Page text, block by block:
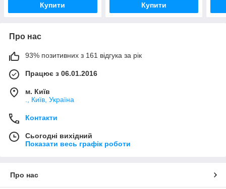
Купити Купити
Про нас
93% позитивних з 161 відгука за рік
Працює з 06.01.2016
м. Київ
., Київ, Україна
Контакти
Сьогодні вихідний
Показати весь графік роботи
Про нас